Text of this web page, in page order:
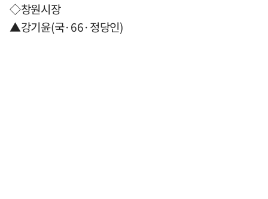
◇창원시장
▲강기윤(국·66·정당인)